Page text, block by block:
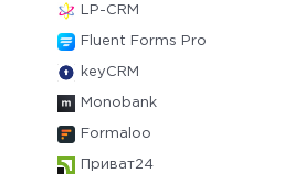
LP-CRM
Fluent Forms Pro
keyCRM
Monobank
Formaloo
Приват24